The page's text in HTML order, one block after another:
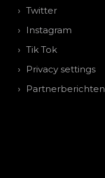
Twitter
Instagram
Tik Tok
Privacy settings
Partnerberichten